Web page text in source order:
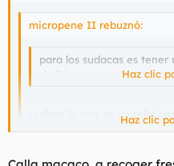
micropene II rebuznó:
para los sudacas es
Haz clic
¿saben lo que es un reloj
de lo que yo me creiaHaz clic
Haz clic